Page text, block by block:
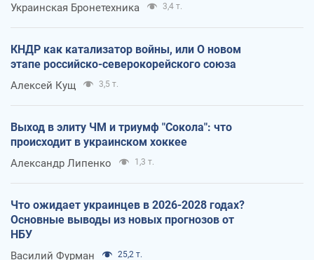
Украинская Бронетехника 3,4 т.
КНДР как катализатор войны, или О новом
этапе российско-северокорейского союза
Алексей Кущ 3,5 т.
Выход в элиту ЧМ и триумф "Сокола": что
происходит в украинском хоккее
Александр Липенко 1,3 т.
Что ожидает украинцев в 2026-2028 годах?
Основные выводы из новых прогнозов от
НБУ
Василий Фурман 25,2 т.